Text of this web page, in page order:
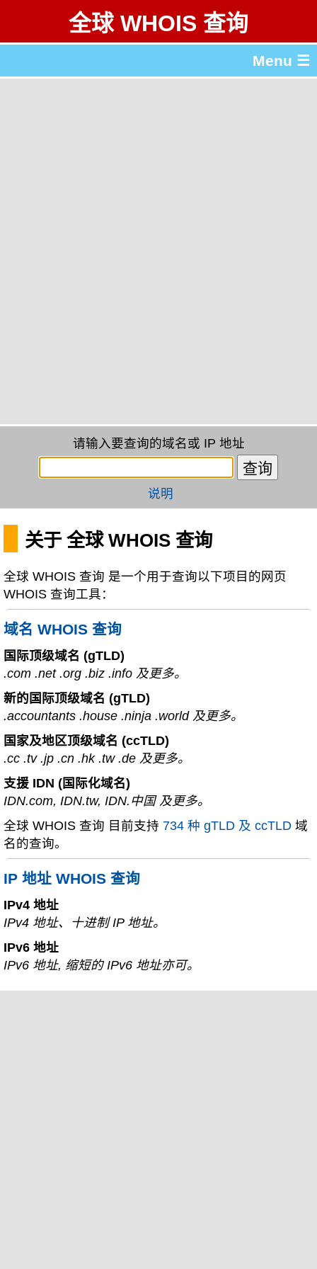
全球 WHOIS 查询
Menu ☰
请输入要查询的域名或 IP 地址
说明
关于 全球 WHOIS 查询
全球 WHOIS 查询 是一个用于查询以下项目的网页
WHOIS 查询工具：
域名 WHOIS 查询
国际顶级域名 (gTLD)
.com .net .org .biz .info 及更多。
新的国际顶级域名 (gTLD)
.accountants .house .ninja .world 及更多。
国家及地区顶级域名 (ccTLD)
.cc .tv .jp .cn .hk .tw .de 及更多。
支援 IDN (国际化域名)
IDN.com, IDN.tw, IDN.中国 及更多。
全球 WHOIS 查询 目前支持 734 种 gTLD 及 ccTLD 域
名的查询。
IP 地址 WHOIS 查询
IPv4 地址
IPv4 地址、十进制 IP 地址。
IPv6 地址
IPv6 地址, 缩短的 IPv6 地址亦可。